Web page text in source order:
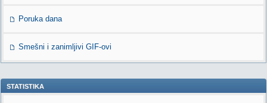
Poruka dana
Smešni i zanimljivi GIF-ovi
STATISTIKA